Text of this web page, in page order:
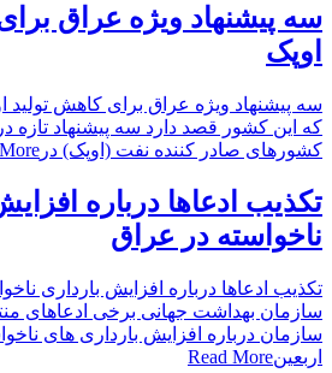
سه پیشنهاد ویژه عراق
اوپک
سه پیشنهاد ویژه عراق برای کاهش
که این کشور قصد دارد سه پیشنهاد تازه
کشورهای صادر کننده نفت (اوپک) در
تکذیب ادعاها درباره
ناخواسته در عراق
تکذیب ادعاها درباره افزایش بارداری
سازمان بهداشت جهانی برخی ادعاهای
سازمان درباره افزایش بارداری های
اربعینRead More